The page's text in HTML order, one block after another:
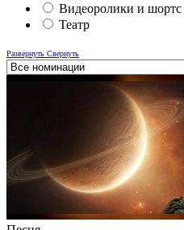
Видеоролики и шортс
Театр
Развернуть Свернуть